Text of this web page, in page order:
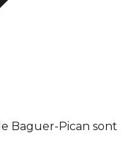
Baguer-Pican sont